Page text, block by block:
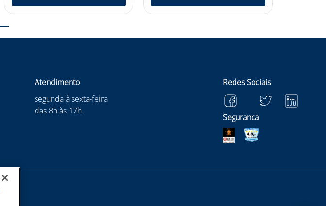
Atendimento
segunda à sexta-feira
das 8h às 17h
Redes Sociais
Seguranca